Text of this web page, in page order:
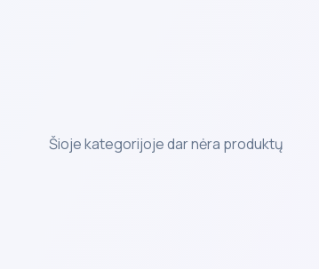
Šioje kategorijoje dar nėra produktų